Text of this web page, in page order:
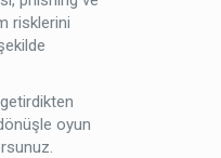
risklerini
oyun